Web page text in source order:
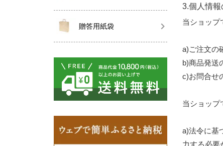
3.個人情報
当ショップ
a)ご注文の
b)商品発送
c)お問合せ
当ショップ
a)法令に基
力する必要
贈答用紙袋